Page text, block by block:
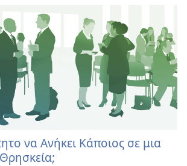
να Ανήκει Κάποιος σε μια